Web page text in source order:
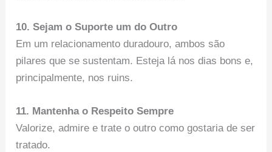
10. Sejam o Suporte um do Outro
Em um relacionamento duradouro, ambos são
pilares que se sustentam. Esteja lá nos dias bons e,
principalmente, nos ruins.
11. Mantenha o Respeito Sempre
Valorize, admire e trate o outro como gostaria de ser
tratado.